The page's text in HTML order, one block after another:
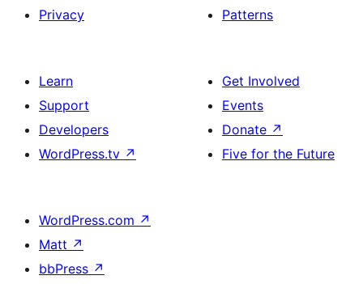
Privacy
Patterns
Learn
Support
Developers
WordPress.tv ↗
Get Involved
Events
Donate ↗
Five for the Future
WordPress.com ↗
Matt ↗
bbPress ↗